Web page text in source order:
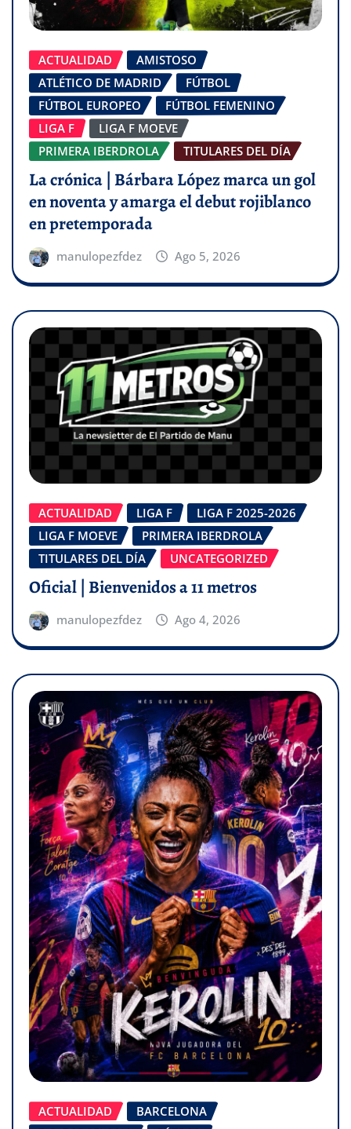
ACTUALIDAD
AMISTOSO
ATLÉTICO DE MADRID
FÚTBOL
FÚTBOL EUROPEO
FÚTBOL FEMENINO
LIGA F
LIGA F MOEVE
PRIMERA IBERDROLA
TITULARES DEL DÍA
La crónica | Bárbara López marca un gol
en noventa y amarga el debut rojiblanco
en pretemporada
manulopezfdez Ago 5, 2026
ACTUALIDAD LIGA F
LIGA F 2025-2026
LIGA F MOEVE
PRIMERA IBERDROLA
TITULARES DEL DÍA
UNCATEGORIZED
Oficial | Bienvenidos a 11 metros
manulopezfdez Ago 4, 2026
ACTUALIDAD
BARCELONA